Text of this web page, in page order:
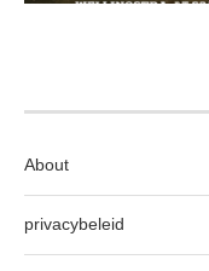
About
privacybeleid